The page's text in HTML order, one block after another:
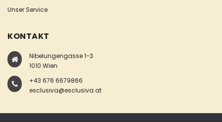
Unser Service
KONTAKT
Nibelungengasse 1-3
1010 Wien
+43 676 6679866
esclusiva@esclusiva.at